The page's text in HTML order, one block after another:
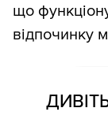
що
відпочинку